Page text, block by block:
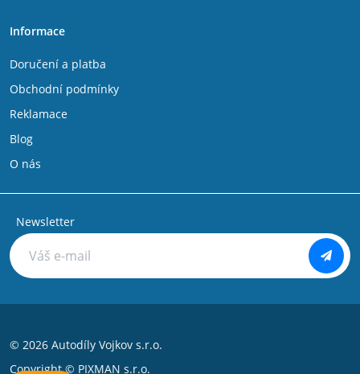
Informace
Doručení a platba
Obchodní podmínky
Reklamace
Blog
O nás
Newsletter
© 2026 Autodíly Vojkov s.r.o.
Copyright © PIXMAN s.r.o.